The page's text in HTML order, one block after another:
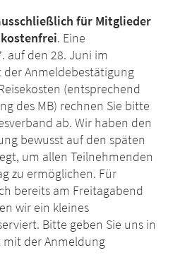
usschließlich für Mitglieder
. Eine
auf den 28. Juni im
Anmeldebestätigung
(entsprechend
des MB) rechnen Sie bitte
ab. Wir haben den
bewusst auf den späten
um allen Teilnehmenden
zu ermöglichen. Für
bereits am Freitagabend
wir ein kleines
Bitte geben Sie uns in
der Anmeldung